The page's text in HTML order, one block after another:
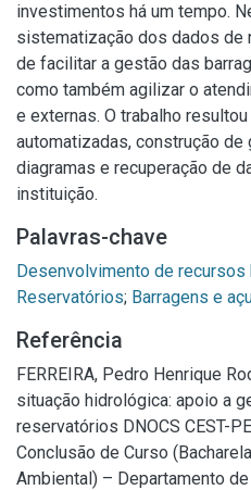
investimentos há um tempo.
sistematização dos dados de
de facilitar a gestão das
como também agilizar o
e externas. O trabalho
automatizadas, construção de
diagramas e recuperação de
instituição.
Palavras-chave
Desenvolvimento de recursos
Reservatórios; Barragens e
Referência
FERREIRA, Pedro Henrique
situação hidrológica: apoio a
reservatórios DNOCS CEST-
Conclusão de Curso
Ambiental) – Departamento